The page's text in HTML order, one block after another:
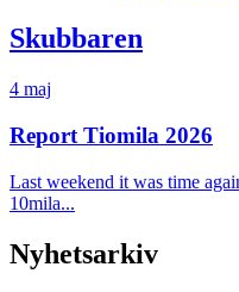
Skubbaren
4 maj
Report Tiomila 2026
Last weekend it was time
10mila...
Nyhetsarkiv